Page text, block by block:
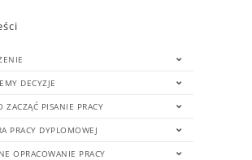
DECYZJE
ZACZĄĆ PISANIE PRACY
PRACY DYPLOMOWEJ
OPRACOWANIE PRACY